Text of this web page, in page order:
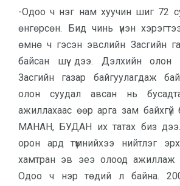
-Одоо ч нэг нам хуучин шиг 72
өнгөрсөн. Бид чинь үнэн
өмнө ч гэсэн эвслийн Засгийн
байсан шүү дээ. Дэлхийн олон
Засгийн газар байгуулагдаж
олон суудал авсан нь
ажиллахаас өөр арга зам
МАНАН, БУДАН их татах биз
орон ард түмнийхээ нийтлэг
хамтран эв эеэ олоод ажиллаж
Одоо ч нэр төдий л байна.